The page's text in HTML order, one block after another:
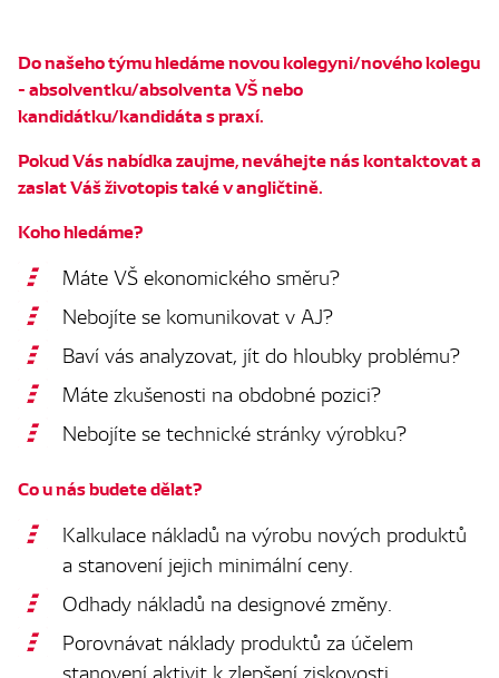
Do našeho týmu hledáme novou kolegyni/nového kolegu
- absolventku/absolventa VŠ nebo
kandidátku/kandidáta s praxí.
Pokud Vás nabídka zaujme, neváhejte nás kontaktovat a
zaslat Váš životopis také v angličtině.
Koho hledáme?
Máte VŠ ekonomického směru?
Nebojíte se komunikovat v AJ?
Baví vás analyzovat, jít do hloubky problému?
Máte zkušenosti na obdobné pozici?
Nebojíte se technické stránky výrobku?
Co u nás budete dělat?
Kalkulace nákladů na výrobu nových produktů
a stanovení jejich minimální ceny.
Odhady nákladů na designové změny.
Porovnávat náklady produktů za účelem
stanovení aktivit k zlepšení ziskovosti.